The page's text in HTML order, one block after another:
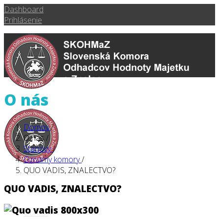
Dashboard
Prihlásenie
Domov
O nás
Domov/
O nás/
Stanovy/
Oznamy komory/
QUO VADIS, ZNALECTVO?
QUO VADIS, ZNALECTVO?